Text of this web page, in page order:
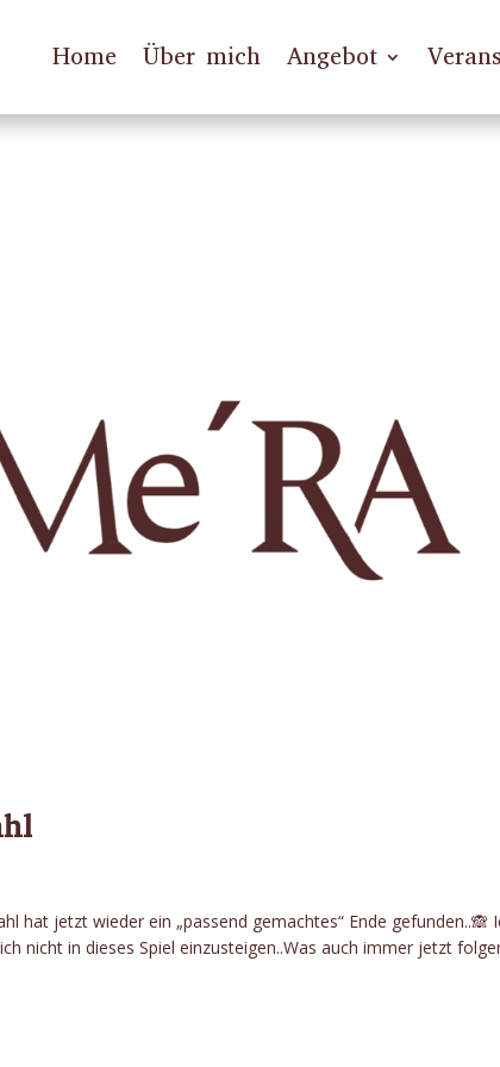
Home Über mich Angebot
hat jetzt wieder ein „passend gemachtes“ Ende gefunden..🙈
nicht in dieses Spiel einzusteigen..Was auch immer jetzt